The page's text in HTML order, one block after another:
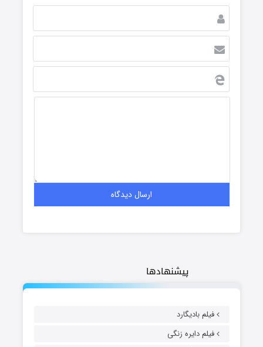
پیشنهادها
فیلم بادیگارد
فیلم دایره زنگی